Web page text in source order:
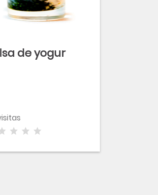
de yogur